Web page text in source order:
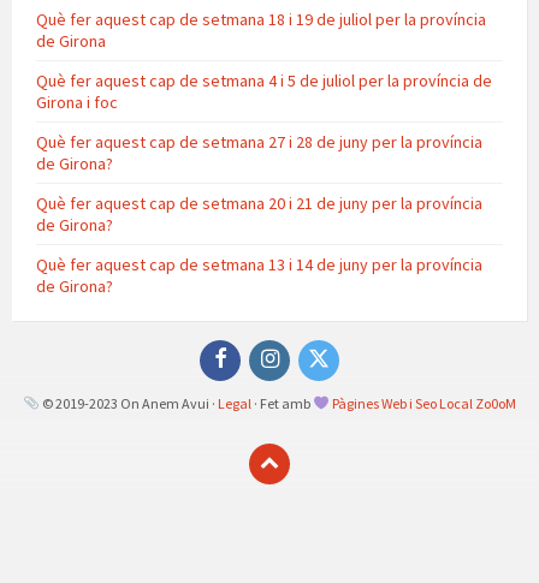
Què fer aquest cap de setmana 18 i 19 de juliol per la província
de Girona
Què fer aquest cap de setmana 4 i 5 de juliol per la província de
Girona i foc
Què fer aquest cap de setmana 27 i 28 de juny per la província
de Girona?
Què fer aquest cap de setmana 20 i 21 de juny per la província
de Girona?
Què fer aquest cap de setmana 13 i 14 de juny per la província
de Girona?
FacebookInstagramTwitter
© 2019-2023 On Anem Avui · Legal · Fet amb Pàgines Web i Seo Local Zo0oM